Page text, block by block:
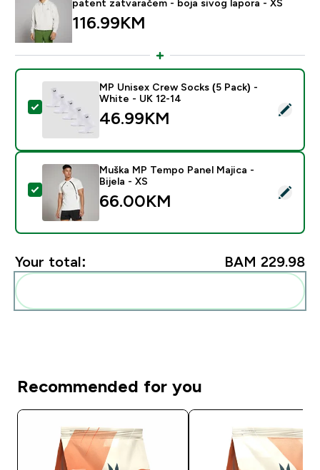
patent zatvaračem - boja sivog lapora - XS
116.99KM‎
Select this product - MP Unisex Crew Socks (5 Pack)
MP Unisex Crew Socks (5 Pack) -
White - UK 12-14
46.99KM‎
Select this product - Muška MP Tempo Panel Majica -
Muška MP Tempo Panel Majica -
Bijela - XS
66.00KM‎
Your total: BAM 229.98‎
Recommended for you